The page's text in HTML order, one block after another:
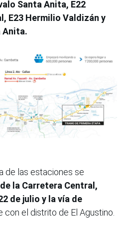
Santa Anita, E22
E23 Hermilio Valdizán y
Anita.
de las estaciones se
la Carretera Central,
de julio y la vía de
con el distrito de El Agustino.